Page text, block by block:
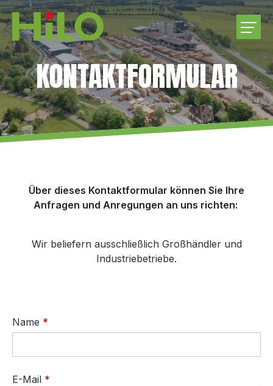
UNTERNEHMEN
PRODUKTE
RUNDHOLZEINKAUF
KONTAKT
KONTAKTFORMULAR
Über dieses Kontaktformular können Sie Ihre
Anfragen und Anregungen an uns richten:
Wir beliefern ausschließlich Großhändler und
Industriebetriebe.
Name
E-Mail